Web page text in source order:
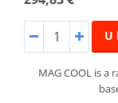
U
MAG COOL is